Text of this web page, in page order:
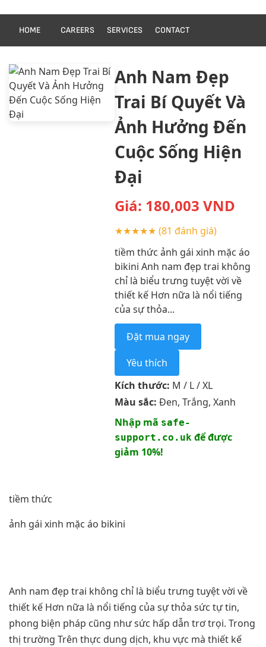
HOME CAREERS SERVICES CONTACT
Anh Nam Đẹp
Trai Bí Quyết Và
Ảnh Hưởng Đến
Cuộc Sống Hiện
Đại
Giá: 180,003 VND
★★★★★ (81 đánh giá)
tiềm thức ảnh gái xinh mặc áo
bikini Anh nam đẹp trai không
chỉ là biểu trưng tuyệt vời về
thiết kế Hơn nữa là nổi tiếng
của sự thỏa...
Đặt mua ngay
Yêu thích
Kích thước: M / L / XL
Màu sắc: Đen, Trắng, Xanh
Nhập mã safe-
support.co.ukđể được
giảm 10%!
tiềm thức
ảnh gái xinh mặc áo bikini
Anh nam đẹp trai không chỉ là biểu trưng tuyệt vời về
thiết kế Hơn nữa là nổi tiếng của sự thỏa sức tự tin,
phong biện pháp cũng như sức hấp dẫn trơ trọi. Trong
thị trường Trên thực dung dịch, khu vực mà thiết kế